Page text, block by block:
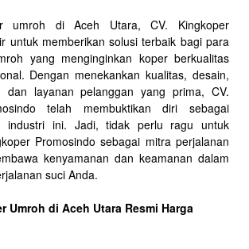
umroh di Aceh Utara, CV. Kingkoper
untuk memberikan solusi terbaik bagi para
yang menginginkan koper berkualitas
Dengan menekankan kualitas, desain,
dan layanan pelanggan yang prima, CV.
telah membuktikan diri sebagai
industri ini. Jadi, tidak perlu ragu untuk
Promosindo sebagai mitra perjalanan
kenyamanan dan keamanan dalam
suci Anda.
Umroh di Aceh Utara Resmi Harga